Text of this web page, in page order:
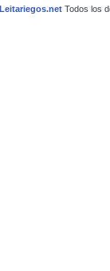
Leitariegos.netTodos los